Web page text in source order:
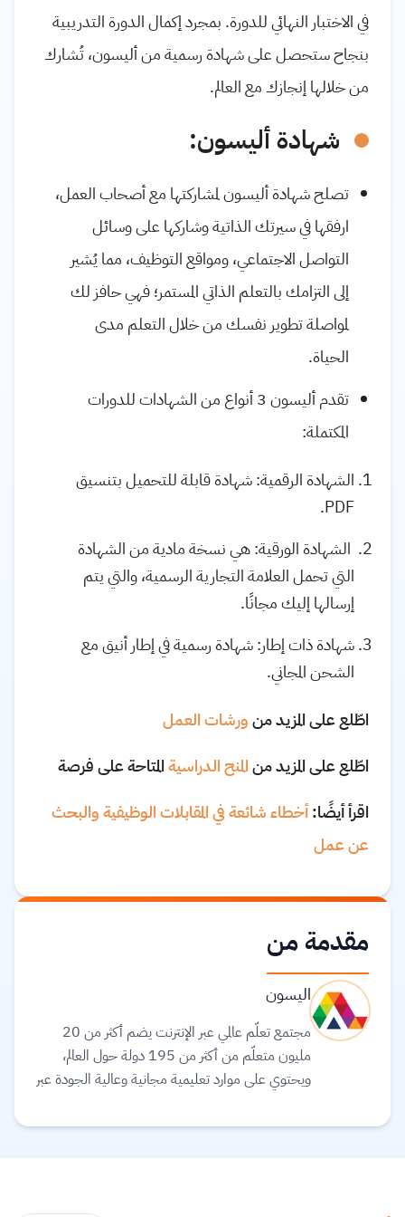
في الاختبار النهائي للدورة. بمجرد إكمال الدورة التدريبية
بنجاح ستحصل على شهادة رسمية من أليسون، تُشارك
من خلالها إنجازك مع العالم.
شهادة أليسون:
تصلح شهادة أليسون لمشاركتها مع أصحاب العمل،
ارفقها في سيرتك الذاتية وشاركها على وسائل
التواصل الاجتماعي، ومواقع التوظيف، مما يُشير
إلى التزامك بالتعلم الذاتي المستمر؛ فهي حافز لك
لمواصلة تطوير نفسك من خلال التعلم مدى
الحياة.
تقدم أليسون 3 أنواع من الشهادات للدورات
المكتملة:
الشهادة الرقمية: شهادة قابلة للتحميل بتنسيق
PDF.
الشهادة الورقية: هي نسخة مادية من الشهادة
التي تحمل العلامة التجارية الرسمية، والتي يتم
إرسالها إليك مجانًا.
شهادة ذات إطار: شهادة رسمية في إطار أنيق مع
الشحن المجاني.
اطّلع على المزيد منورشات العمل
اطّلع على المزيد منالمنح الدراسيةالمتاحة على فرصة
اقرأ أيضًا:أخطاء شائعة في المقابلات الوظيفية والبحث
عن عمل
مقدمة من
اليسون
مجتمع تعلّم عالمي عبر الإنترنت يضم أكثر من 20
مليون متعلّم من أكثر من 195 دولة حول العالم،
ويحتوي على موارد تعليمية مجانية وعالية الجودة عبر
ومعتمدة لسوق العمل. وهم ملتزمون بتحقيق